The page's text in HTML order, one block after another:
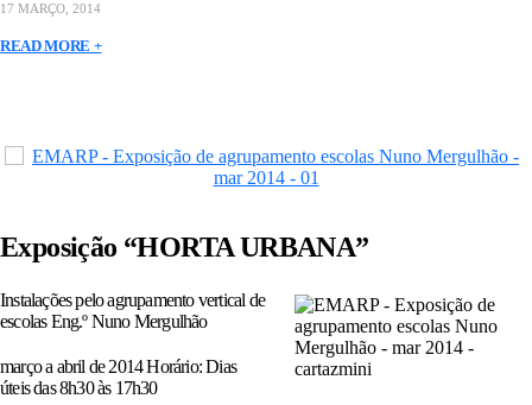
17 MARÇO, 2014
READ MORE +
Exposição “HORTA URBANA”
Instalações pelo agrupamento vertical de
escolas Eng.º Nuno Mergulhão
março a abril de 2014 Horário: Dias
úteis das 8h30 às 17h30